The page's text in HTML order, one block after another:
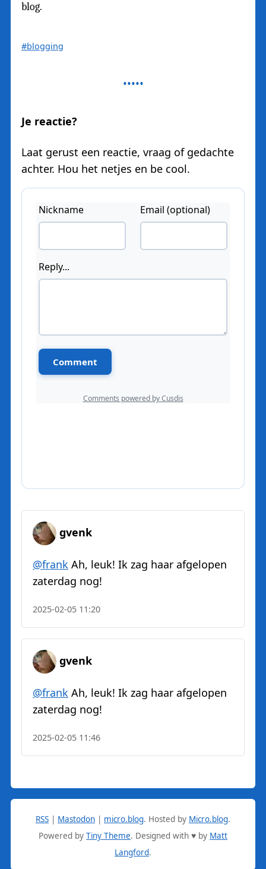
blog.
#blogging
Je reactie?
Laat gerust een reactie, vraag of gedachte
achter. Hou het netjes en be cool.
gvenk
@frank Ah, leuk! Ik zag haar afgelopen
zaterdag nog!
2025-02-05 11:20
gvenk
@frank Ah, leuk! Ik zag haar afgelopen
zaterdag nog!
2025-02-05 11:46
RSS | Mastodon | micro.blog. Hosted by Micro.blog.
Powered by Tiny Theme. Designed with ♥ by Matt
Langford.